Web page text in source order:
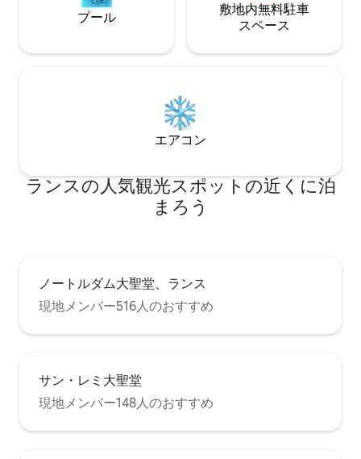
プール
敷地内無料駐⁠車
ス⁠ペ⁠ー⁠ス
エアコン
ランスの人気観光スポットの近くに泊
まろう
ノートルダム大聖堂、ランス
現地メンバー516人のおすすめ
サン・レミ大聖堂
現地メンバー148人のおすすめ